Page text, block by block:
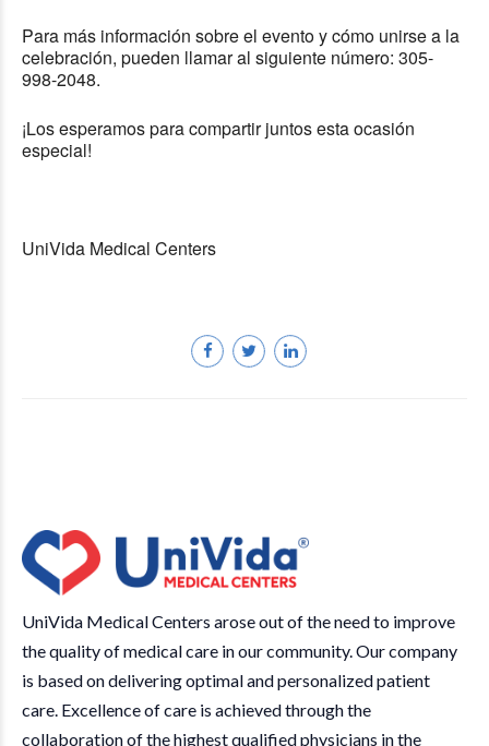
Para más información sobre el evento y cómo unirse a la
celebración, pueden llamar al siguiente número: 305-
998-2048.
¡Los esperamos para compartir juntos esta ocasión
especial!
UniVida Medical Centers
UniVida Medical Centers arose out of the need to improve
the quality of medical care in our community. Our company
is based on delivering optimal and personalized patient
care. Excellence of care is achieved through the
collaboration of the highest qualified physicians in the